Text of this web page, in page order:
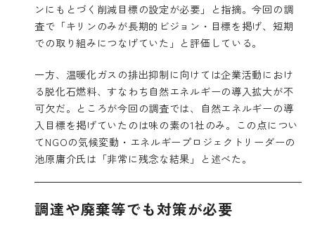
ンにもとづく削減目標の設定が必要」と指摘。今回の調
査で「キリンのみが長期的ビジョン・目標を掲げ、短期
での取り組みにつなげていた」と評価している。
一方、温暖化ガスの排出抑制に向けては企業活動におけ
る脱化石燃料、すなわち自然エネルギーの導入拡大が不
可欠だ。ところが今回の調査では、自然エネルギーの導
入目標を掲げていたのは味の素の1社のみ。この点につい
てNGOの気候変動・エネルギープロジェクトリーダーの
池原庸介氏は「非常に残念な結果」と述べた。
調達や廃棄等でも対策が必要